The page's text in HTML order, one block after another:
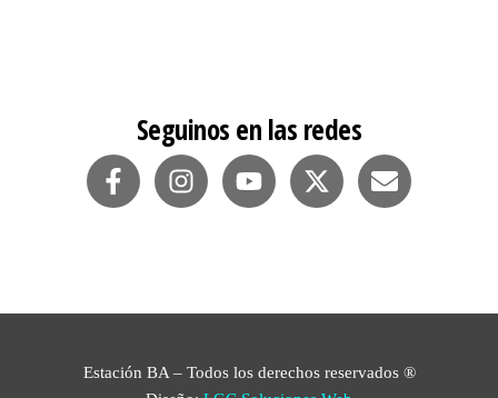
Seguinos en las redes
Estación BA – Todos los derechos reservados ®